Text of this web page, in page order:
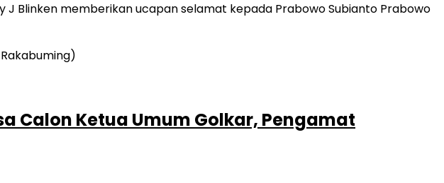
J Blinken memberikan ucapan selamat kepada Prabowo Subianto Prabowo
Calon Ketua Umum Golkar, Pengamat